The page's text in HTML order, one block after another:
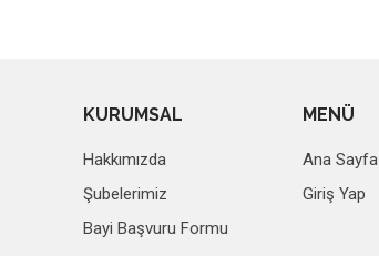
KURUMSAL
Hakkımızda
Şubelerimiz
Bayi Başvuru Formu
MENÜ
Ana Sayfa
Giriş Yap